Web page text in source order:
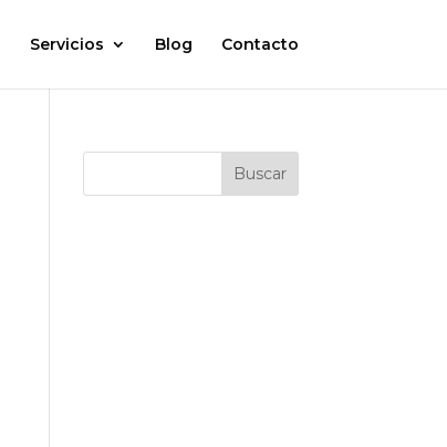
Servicios Blog Contacto